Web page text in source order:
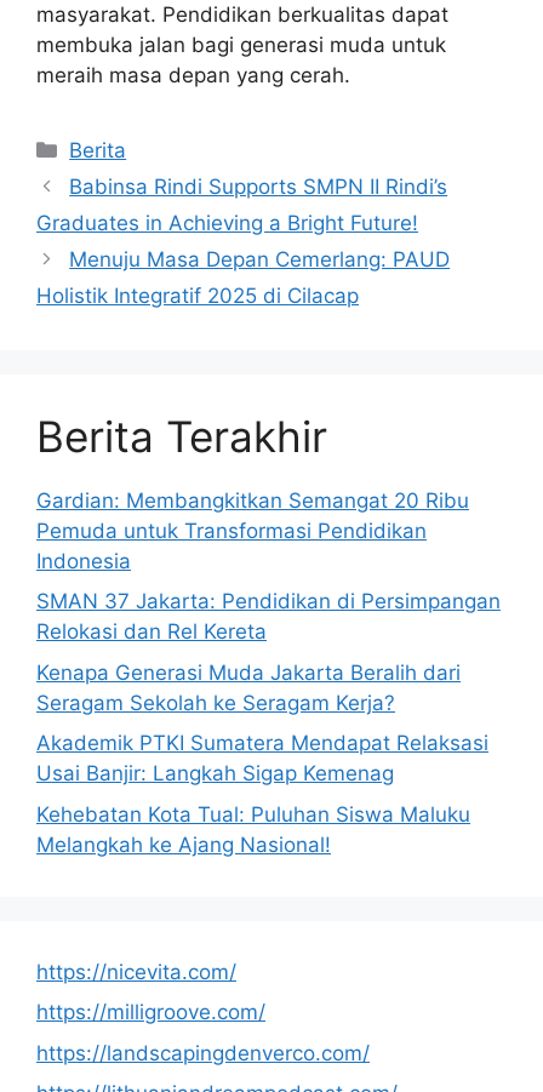
masyarakat. Pendidikan berkualitas dapat
membuka jalan bagi generasi muda untuk
meraih masa depan yang cerah.
Kategori
Berita
Babinsa Rindi Supports SMPN II Rindi’s
Graduates in Achieving a Bright Future!
Menuju Masa Depan Cemerlang: PAUD
Holistik Integratif 2025 di Cilacap
Berita Terakhir
Gardian: Membangkitkan Semangat 20 Ribu
Pemuda untuk Transformasi Pendidikan
Indonesia
SMAN 37 Jakarta: Pendidikan di Persimpangan
Relokasi dan Rel Kereta
Kenapa Generasi Muda Jakarta Beralih dari
Seragam Sekolah ke Seragam Kerja?
Akademik PTKI Sumatera Mendapat Relaksasi
Usai Banjir: Langkah Sigap Kemenag
Kehebatan Kota Tual: Puluhan Siswa Maluku
Melangkah ke Ajang Nasional!
https://nicevita.com/
https://milligroove.com/
https://landscapingdenverco.com/